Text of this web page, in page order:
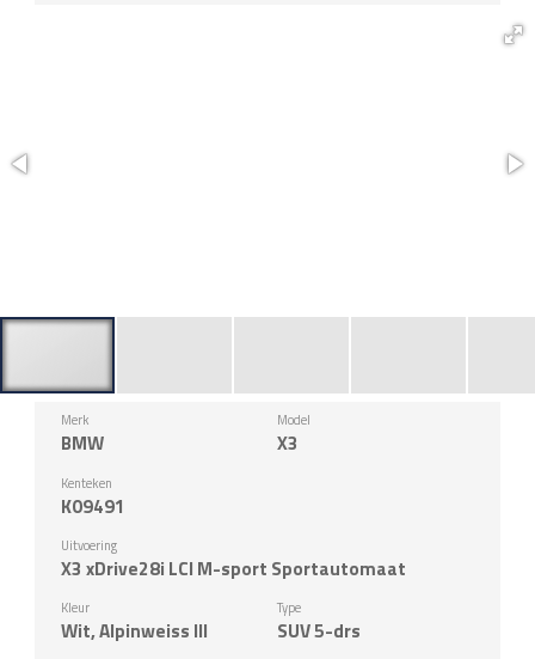
Merk
BMW
Model
X3
Kenteken
K09491
Uitvoering
X3 xDrive28i LCI M-sport Sportautomaat
Kleur
Wit, Alpinweiss III
Type
SUV 5-drs